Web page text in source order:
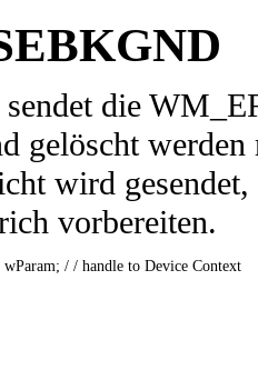
die
gelöscht
wird gesendet,
vorbereiten.
/ / handle to Device Context